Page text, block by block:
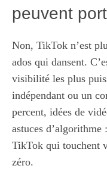
peuvent
Non, TikTok n’est
ados qui dansent.
visibilité les plus
indépendant ou un
percent, idées de
astuces d’algorithme
TikTok qui touchent
zéro.